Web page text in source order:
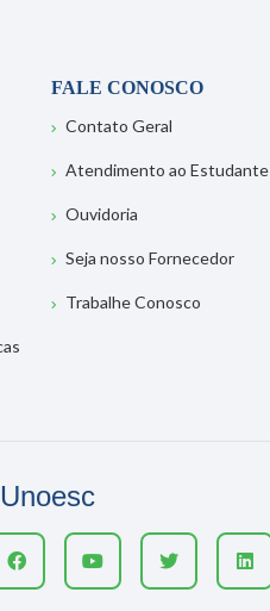
FALE CONOSCO
Contato Geral
Atendimento ao Estudante
Ouvidoria
Seja nosso Fornecedor
Trabalhe Conosco